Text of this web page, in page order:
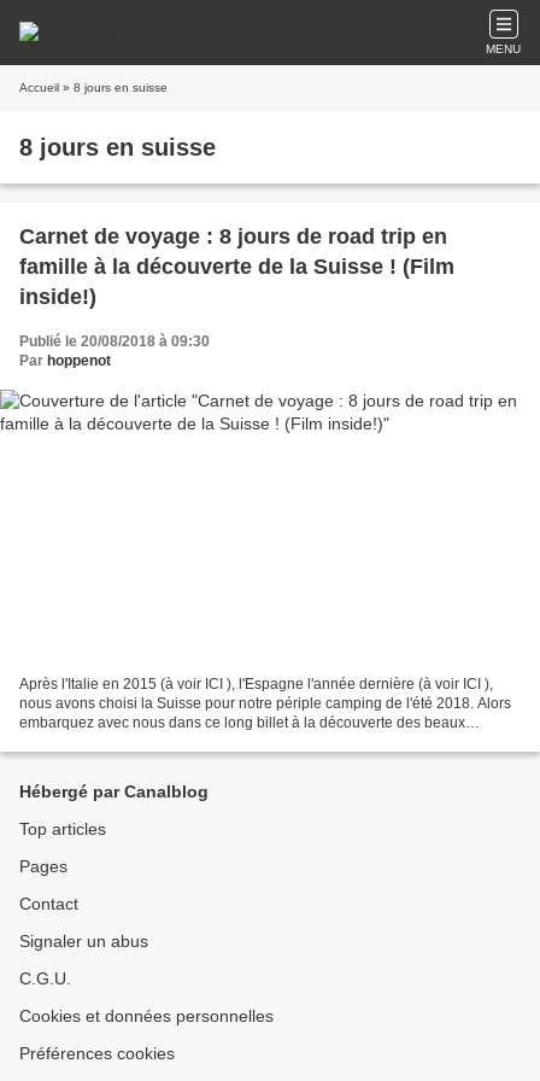
MENU
Accueil » 8 jours en suisse
8 jours en suisse
Carnet de voyage : 8 jours de road trip en
famille à la découverte de la Suisse ! (Film
inside!)
Publié le 20/08/2018 à 09:30
Par hoppenot
Après l'Italie en 2015 (à voir ICI ), l'Espagne l'année dernière (à voir ICI ),
nous avons choisi la Suisse pour notre périple camping de l'été 2018. Alors
embarquez avec nous dans ce long billet à la découverte des beaux
Hébergé par Canalblog
Top articles
Pages
Contact
Signaler un abus
C.G.U.
Cookies et données personnelles
Préférences cookies